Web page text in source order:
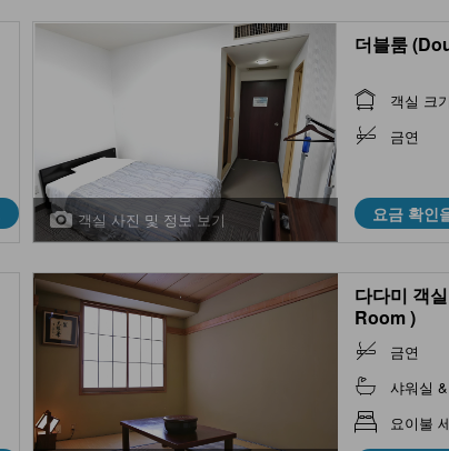
객실 사진 및 정보 보기
더블룸
객실 크
금연
요금 확인
다다미 객
Room )
금연
샤워실
요이불